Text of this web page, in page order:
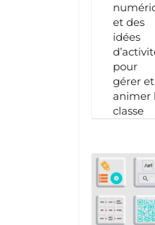
et des
idées
pour
gérer et
animer
classe